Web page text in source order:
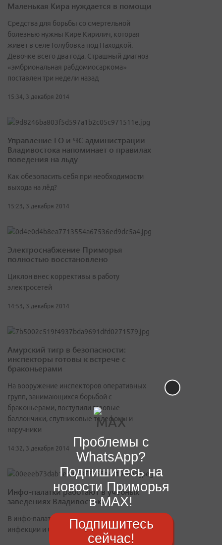
Маленькая Кира нуждается в помощи
Средства для борьбы со смертельной
болезнью нужны Кире Кирилич, которая
живет в селе Голубовка под Находкой.
Девочке всего два года. Страшный диагноз
«эмбриональная рабдомиосаркома»
поставлен три недели назад
15:34, 3 декабря 2014
Управление ГО и ЧС администрации
Владивостока напоминает о правилах
поведения на льду
Как обезопасить себя при необходимости
выхода на лёд?
15:23, 3 декабря 2014
Электроснабжение Приморья
полностью восстановлено
Циклон внес коррективы в работу
электросетей
14:53, 3 декабря 2014
Амурский тигр в безопасности:
инспекторы готовы к встрече с
браконьерами
На вооружение инспекторов оперативных
групп, занимающихся борьбой с
браконьерами, поступили газовые
баллончики, спутниковые телефоны и
наручники
14:32, 3 декабря 2014
Инфо-палатки работают в учебных
заведениях Владивостока
В инфо-палатке студентам рассказали о ВИЧ-
инфекции и СПИДе
Проблемы с
WhatsApp?
Подпишитесь на
новости Приморья
в MAX!
Подпишитесь
сейчас!